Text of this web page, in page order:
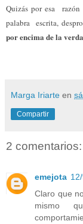
Quizás por esa
palabra escrita,
por encima de la
Marga Iriarte en
Compartir
2 comentarios:
emejota
Claro que
mismo